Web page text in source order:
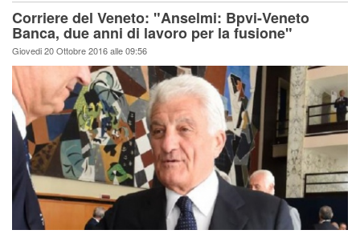
Corriere del Veneto: "Anselmi: Bpvi-Veneto
Banca, due anni di lavoro per la fusione"
Giovedi 20 Ottobre 2016 alle 09:56